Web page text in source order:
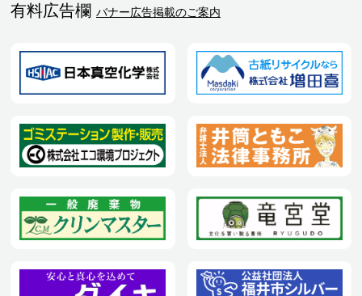
有料広告欄 バナー広告掲載のご案内